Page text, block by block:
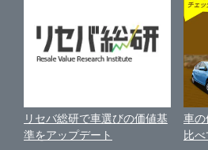
保険代理店業務に関する基本方針
古物営業法に基づく表示
お客様の声
リセバ総研で車選びの価値基
準をアップデート
車の
比